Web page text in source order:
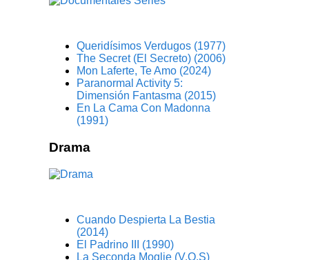
Queridísimos Verdugos (1977)
The Secret (El Secreto) (2006)
Mon Laferte, Te Amo (2024)
Paranormal Activity 5:
Dimensión Fantasma (2015)
En La Cama Con Madonna
(1991)
Drama
Cuando Despierta La Bestia
(2014)
El Padrino III (1990)
La Seconda Moglie (V.O.S)